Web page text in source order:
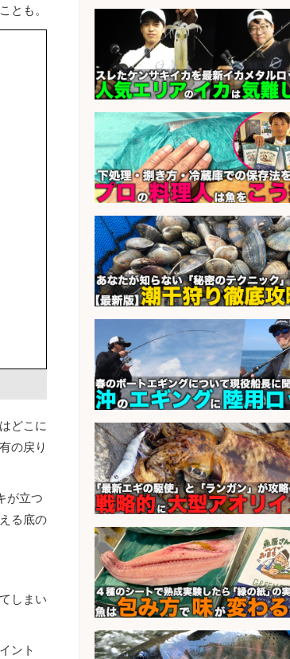
とも。
どこに
の戻り
が立つ
る底の
しまい
ント
工場で自転車部品や釣り具の
未経験歓迎/土日祝休みで年間
126日
会社名
パーソルファクトリーパ
ーズ株式会社
sponsored by 求人
さらに求人情報を見る